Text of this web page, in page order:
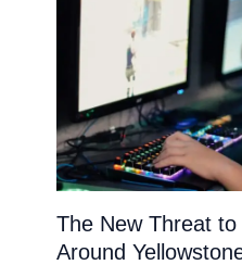
The New Threat
Around